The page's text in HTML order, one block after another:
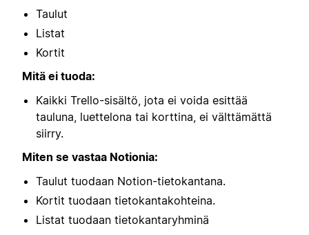
Taulut
Listat
Kortit
Mitä ei tuoda:
Kaikki Trello-sisältö, jota ei voida esittää
tauluna, luettelona tai korttina, ei välttämättä
siirry.
Miten se vastaa Notionia:
Taulut tuodaan Notion-tietokantana.
Kortit tuodaan tietokantakohteina.
Listat tuodaan tietokantaryhminä